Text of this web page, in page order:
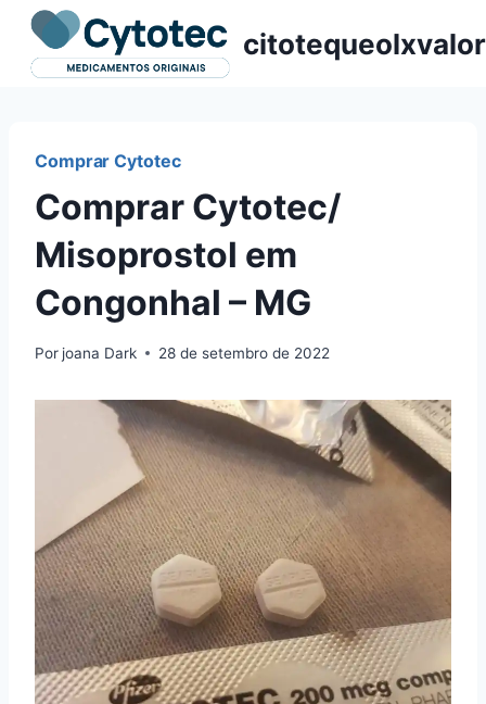
Pular
para
citotequeolxvalor
Comprar Cytotec
Comprar Cytotec/
Misoprostol em
Congonhal – MG
Por joana Dark 28 de setembro de 2022